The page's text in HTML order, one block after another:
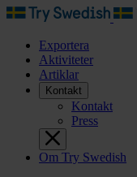
Exportera
Aktiviteter
Artiklar
Kontakt
Kontakt
Press
Om Try Swedish